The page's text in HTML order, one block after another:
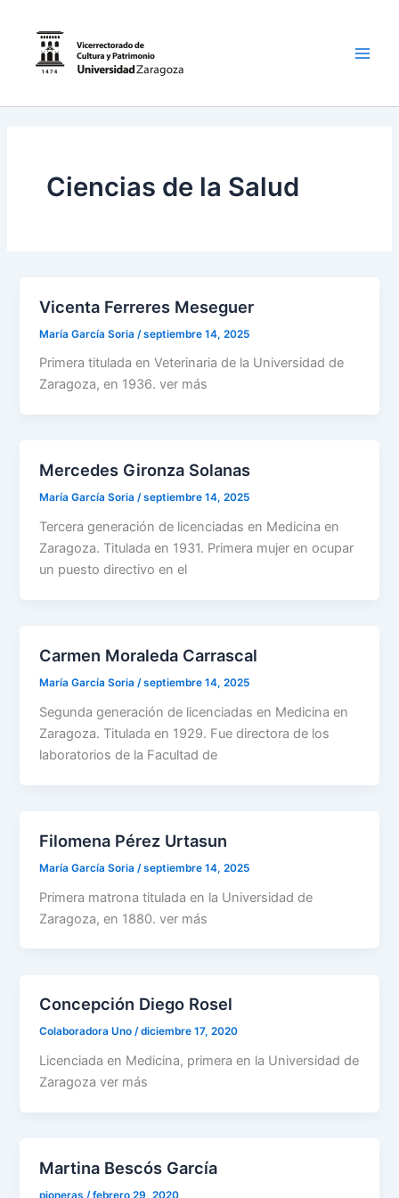
contenido
Ciencias de la Salud
Vicenta Ferreres Meseguer
María García Soria /septiembre 14, 2025
Primera titulada en Veterinaria de la Universidad de
Zaragoza, en 1936. ver más
Mercedes Gironza Solanas
María García Soria/septiembre 14, 2025
Tercera generación de licenciadas en Medicina en
Zaragoza. Titulada en 1931. Primera mujer en ocupar
un puesto directivo en el
Carmen Moraleda Carrascal
María García Soria/septiembre 14, 2025
Segunda generación de licenciadas en Medicina en
Zaragoza. Titulada en 1929. Fue directora de los
laboratorios de la Facultad de
Filomena Pérez Urtasun
María García Soria /septiembre 14, 2025
Primera matrona titulada en la Universidad de
Zaragoza, en 1880. ver más
Concepción Diego Rosel
Colaboradora Uno/diciembre 17, 2020
Licenciada en Medicina, primera en la Universidad de
Zaragoza ver más
Martina Bescós García
pioneras /febrero 29, 2020